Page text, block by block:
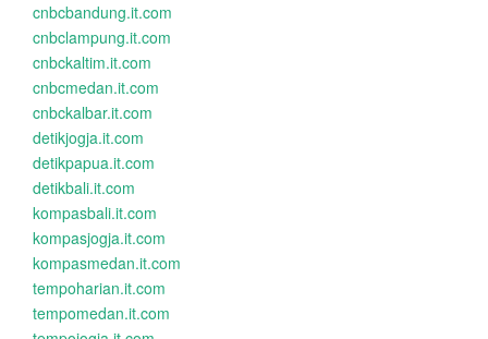
cnbcbandung.it.com
cnbclampung.it.com
cnbckaltim.it.com
cnbcmedan.it.com
cnbckalbar.it.com
detikjogja.it.com
detikpapua.it.com
detikbali.it.com
kompasbali.it.com
kompasjogja.it.com
kompasmedan.it.com
tempoharian.it.com
tempomedan.it.com